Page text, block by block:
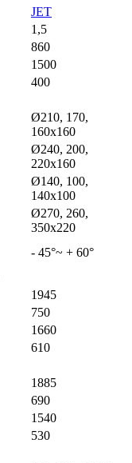
JET
1,5
860
1500
400
Ø210, 170,
160х160
Ø240, 200,
220х160
Ø140, 100,
140х100
Ø270, 260,
350х220
- 45°~ + 60°
1945
750
1660
610
1885
690
1540
530